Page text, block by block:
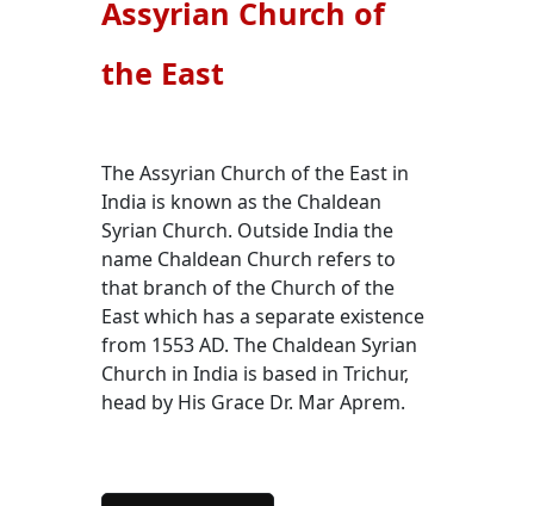
Assyrian Church of
the East
The Assyrian Church of the East in
India is known as the Chaldean
Syrian Church. Outside India the
name Chaldean Church refers to
that branch of the Church of the
East which has a separate existence
from 1553 AD. The Chaldean Syrian
Church in India is based in Trichur,
head by His Grace Dr. Mar Aprem.